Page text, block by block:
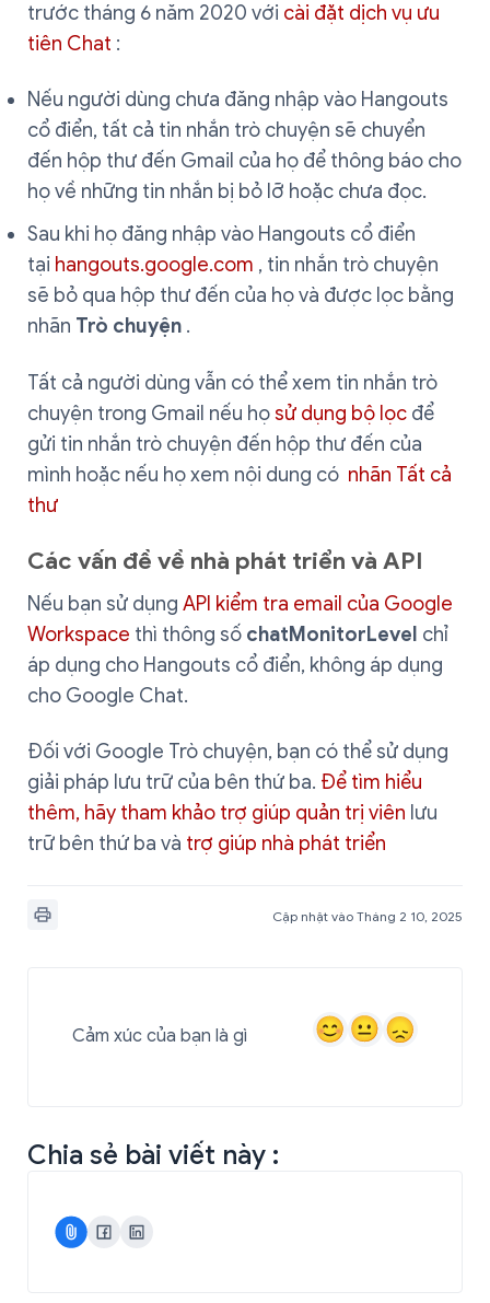
trước tháng 6 năm 2020 với cài đặt dịch vụ ưu
tiên Chat :
Nếu người dùng chưa đăng nhập vào Hangouts
cổ điển, tất cả tin nhắn trò chuyện sẽ chuyển
đến hộp thư đến Gmail của họ để thông báo cho
họ về những tin nhắn bị bỏ lỡ hoặc chưa đọc.
Sau khi họ đăng nhập vào Hangouts cổ điển
tại hangouts.google.com , tin nhắn trò chuyện
sẽ bỏ qua hộp thư đến của họ và được lọc bằng
nhãn Trò chuyện .
Tất cả người dùng vẫn có thể xem tin nhắn trò
chuyện trong Gmail nếu họsử dụng bộ lọc để
gửi tin nhắn trò chuyện đến hộp thư đến của
mình hoặc nếu họ xem nội dung có nhãn Tất cả
thư
Các vấn đề về nhà phát triển và API
Nếu bạn sử dụng API kiểm tra email của Google
Workspace thì thông số chatMonitorLevel chỉ
áp dụng cho Hangouts cổ điển, không áp dụng
cho Google Chat.
Đối với Google Trò chuyện, bạn có thể sử dụng
giải pháp lưu trữ của bên thứ ba. Để tìm hiểu
thêm, hãy tham khảo trợ giúp quản trị viên lưu
trữ bên thứ ba và trợ giúp nhà phát triển
Cập nhật vào Tháng 2 10, 2025
Cảm xúc của bạn là gì
Chia sẻ bài viết này :